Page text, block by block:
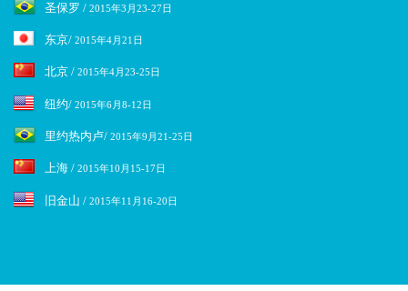
圣保罗 / 2015年3月23-27日
东京/ 2015年4月21日
北京 / 2015年4月23-25日
纽约/ 2015年6月8-12日
里约热内卢/ 2015年9月21-25日
上海 / 2015年10月15-17日
旧金山 / 2015年11月16-20日